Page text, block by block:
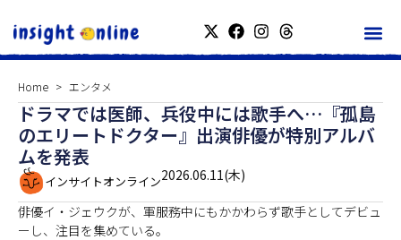
Home エンタメ
ドラマでは医師、兵役中には歌手へ…『孤島
のエリートドクター』出演俳優が特別アルバ
ムを発表
インサイトオンライン2026.06.11(木)
俳優イ・ジェウクが、軍服務中にもかかわらず歌手としてデビュ
ーし、注目を集めている。